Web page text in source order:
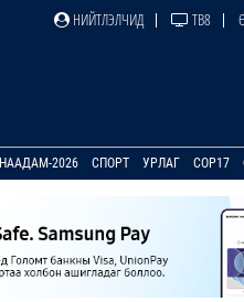
НИЙТЛЭЛЧИД ТВ8
НААДАМ-2026 СПОРТ УРЛАГ COP17